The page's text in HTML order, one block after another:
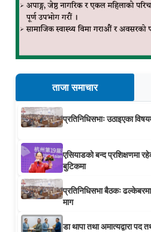
ताजा समाचार
प्रतिनिधिसभाः उठाइएका
एसियाडको बन्द प्रशिक्षणमा
बुटिकमा
प्रतिनिधिसभा बैठकः ढल्केबरमा
माग
डा थापा तथा अमात्यद्वारा पद